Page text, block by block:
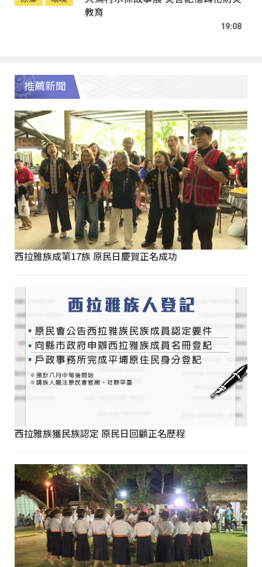
教育
19:08
推薦新聞
西拉雅族成第17族 原民日慶賀正名成功
西拉雅族獲民族認定 原民日回顧正名歷程